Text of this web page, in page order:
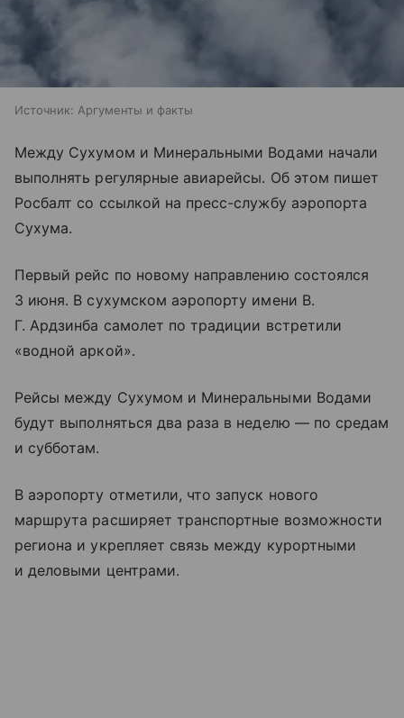
Источник: Аргументы и факты
Между Сухумом и Минеральными Водами начали
выполнять регулярные авиарейсы. Об этом пишет
Росбалт со ссылкой на пресс-службу аэропорта
Сухума.
Первый рейс по новому направлению состоялся
3 июня. В сухумском аэропорту имени В.
Г. Ардзинба самолет по традиции встретили
«водной аркой».
Рейсы между Сухумом и Минеральными Водами
будут выполняться два раза в неделю — по средам
и субботам.
В аэропорту отметили, что запуск нового
маршрута расширяет транспортные возможности
региона и укрепляет связь между курортными
и деловыми центрами.